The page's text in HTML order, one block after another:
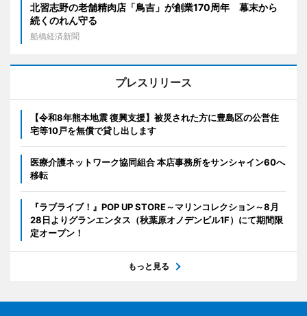
北習志野の老舗精肉店「鳥吉」が創業170周年 幕末から
続くのれん守る
船橋経済新聞
プレスリリース
【令和8年熊本地震 復興支援】被災された方に豊島区の公営住
宅等10戸を無償で貸し出します
医療介護ネットワーク協同組合 本店事務所をサンシャイン60へ
移転
『ラブライブ！』POP UP STORE～マリンコレクション～8月
28日よりグランエンタス（秋葉原オノデンビル1F）にて期間限
定オープン！
もっと見る